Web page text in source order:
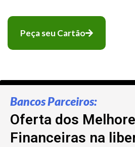
Peça seu Cartão
Bancos Parceiros:
Oferta dos
Financeiras na